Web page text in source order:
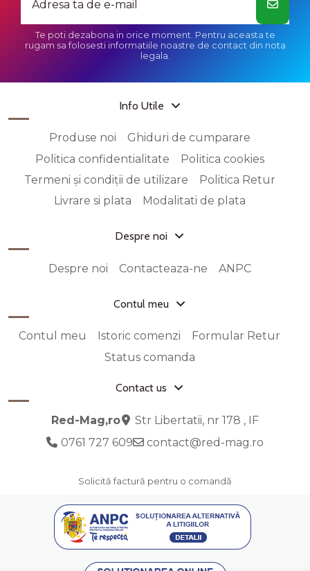
Te poti dezabona in orice moment. Pentru aceasta te
rugam sa folosesti informatiile noastre de contact din nota
legala.
Info Utile
Produse noi
Ghiduri de cumparare
Politica confidentialitate
Politica cookies
Termeni și condiții de utilizare
Politica Retur
Livrare si plata
Modalitati de plata
Despre noi
Despre noi Contacteaza-ne ANPC
Contul meu
Contul meu Istoric comenzi
Formular Retur
Status comanda
Contact us
Red-Mag,ro
Str Libertatii, nr 178 , IF
0761 727 609
contact@red-mag.ro
Solicită factură pentru o comandă